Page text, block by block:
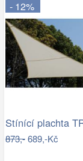
- 12%
873,-689,-Kč